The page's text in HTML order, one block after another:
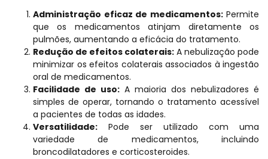
Administração eficaz de medicamentos:Permite
que os medicamentos atinjam diretamente os
pulmões, aumentando a eficácia do tratamento.
Redução de efeitos colaterais: A nebulização pode
minimizar os efeitos colaterais associados à ingestão
oral de medicamentos.
Facilidade de uso: A maioria dos nebulizadores é
simples de operar, tornando o tratamento acessível
a pacientes de todas as idades.
Versatilidade: Pode ser utilizado com uma
variedade de medicamentos, incluindo
broncodilatadores e corticosteroides.